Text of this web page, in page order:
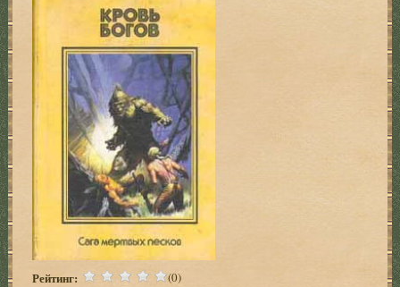
Рейтинг: (0)